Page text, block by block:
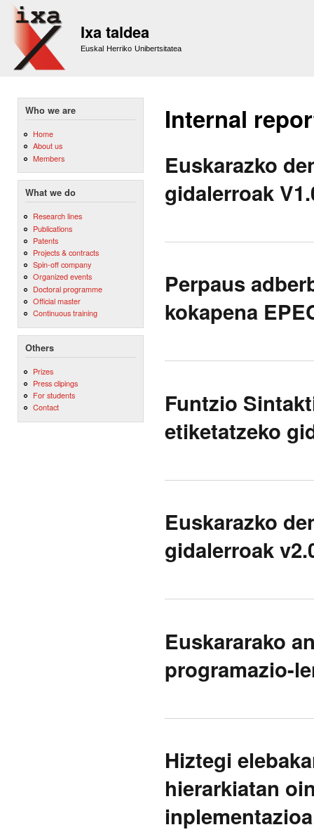
Ixa taldea
Euskal Herriko Unibertsitatea
Who we are
Home
About us
Members
What we do
Research lines
Publications
Patents
Projects & contracts
Spin-off company
Organized events
Doctoral programme
Official master
Continuous training
Others
Prizes
Press clipings
For students
Contact
Internal
Euskarazko
gidalerroak
Perpaus
kokapena
Funtzio
etiketatzeko
Euskarazko
gidalerroak
Euskararako
programazio-
Hiztegi
hierarkiatan